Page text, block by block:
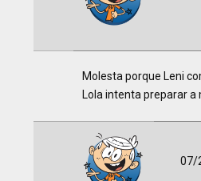
Molesta porque Leni
Lola intenta preparar
07/